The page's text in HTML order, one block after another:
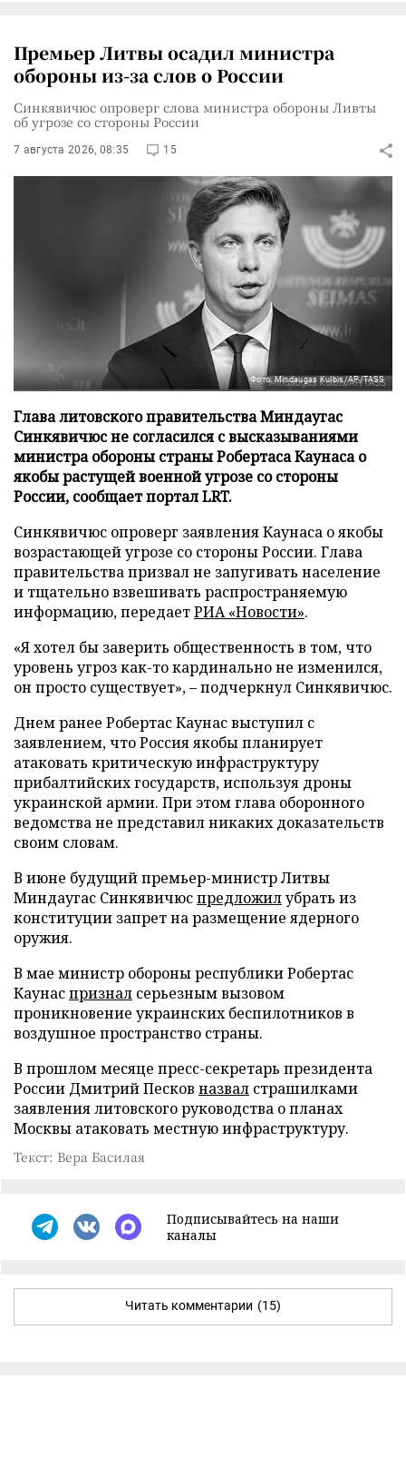
Премьер Литвы осадил министра
обороны из-за слов о России
Синкявичюс опроверг слова министра обороны Ливты
об угрозе со стороны России
7 августа 2026, 08:35 15
Фото: Mindaugas Kulbis/AP/TASS
Глава литовского правительства Миндаугас
Синкявичюс не согласился с высказываниями
министра обороны страны Робертаса Каунаса о
якобы растущей военной угрозе со стороны
России, сообщает портал LRT.
Синкявичюс опроверг заявления Каунаса о якобы
возрастающей угрозе со стороны России. Глава
правительства призвал не запугивать население
и тщательно взвешивать распространяемую
информацию, передаетРИА «Новости».
«Я хотел бы заверить общественность в том, что
уровень угроз как-то кардинально не изменился,
он просто существует», – подчеркнул Синкявичюс.
Днем ранее Робертас Каунас выступил с
заявлением, что Россия якобы планирует
атаковать критическую инфраструктуру
прибалтийских государств, используя дроны
украинской армии. При этом глава оборонного
ведомства не представил никаких доказательств
своим словам.
В июне будущий премьер-министр Литвы
Миндаугас Синкявичюспредложилубрать из
конституции запрет на размещение ядерного
оружия.
В мае министр обороны республики Робертас
Каунаспризнал серьезным вызовом
проникновение украинских беспилотников в
воздушное пространство страны.
В прошлом месяце пресс-секретарь президента
России Дмитрий Песков назвал страшилками
заявления литовского руководства о планах
Москвы атаковать местную инфраструктуру.
Текст: Вера Басилая
Подписывайтесь на наши
каналы
Читать комментарии (15)